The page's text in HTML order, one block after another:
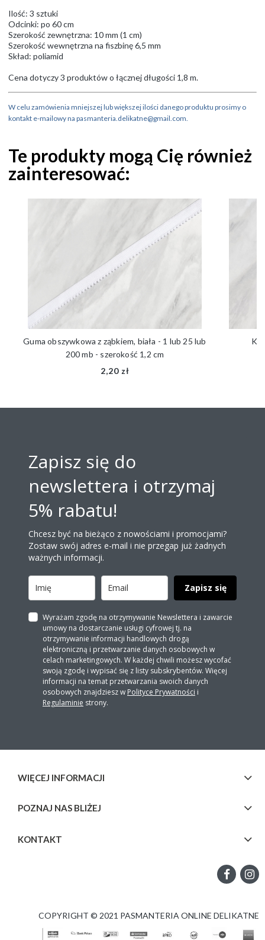
Ilość: 3 sztuki
Odcinki: po 60 cm
Szerokość zewnętrzna: 10 mm (1 cm)
Szerokość wewnętrzna na fiszbinę 6,5 mm
Skład: poliamid
Cena dotyczy 3 produktów o łącznej długości 1,8 m.
W celu zamówienia mniejszej lub większej ilości danego produktu prosimy o
kontakt e-mailowy na pasmanteria.delikatne@gmail.com.
Te produkty mogą Cię również
zainteresować:
Guma obszywkowa z ząbkiem, biała - 1 lub 25 lub
200 mb - szerokość 1,2 cm
2,20 zł
Zapisz się do
newslettera i otrzymaj
5% rabatu!
Chcesz być na bieżąco z nowościami i promocjami?
Zostaw swój adres e-mail i nie przegap już żadnych
ważnych informacji.
Zapisz się
Wyrażam zgodę na otrzymywanie Newslettera i zawarcie
umowy na dostarczanie usługi cyfrowej tj. na
otrzymywanie informacji handlowych drogą
elektroniczną i przetwarzanie danych osobowych w
celach marketingowych. W każdej chwili możesz wycofać
swoją zgodę i wypisać się z listy subskrybentów. Więcej
informacji na temat przetwarzania swoich danych
osobowych znajdziesz w Polityce Prywatności i
Regulaminie strony.
WIĘCEJ INFORMACJI
POZNAJ NAS BLIŻEJ
KONTAKT
COPYRIGHT © 2021 PASMANTERIA ONLINE DELIKATNE